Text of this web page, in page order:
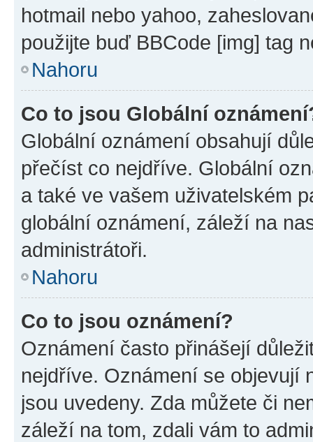
hotmail nebo yahoo,
použijte buď BBCode [img] tag
Nahoru
Co to jsou Globální
Globální oznámení obsahují
přečíst co nejdříve. Globální
a také ve vašem uživatelském
globální oznámení, záleží na
administrátoři.
Nahoru
Co to jsou oznámení?
Oznámení často přinášejí
nejdříve. Oznámení se objevují
jsou uvedeny. Zda můžete či
záleží na tom, zdali vám to